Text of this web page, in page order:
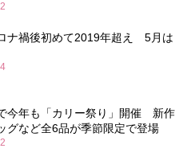
ナ禍後初めて2019年超え 5月は
今年も「カリー祭り」開催 新作
グなど全6品が季節限定で登場